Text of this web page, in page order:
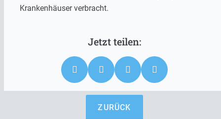
Krankenhäuser verbracht.
ZURÜCK